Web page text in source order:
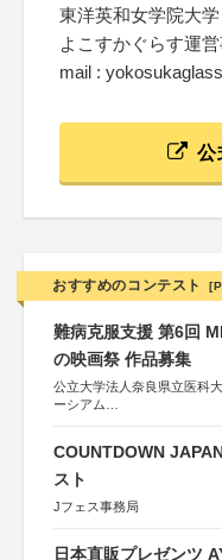
東洋英和女学院大
よこすかぐらす運
mail :
公
おすすめのコンテスト
難病克服支援 第6回
の映画祭 作品募集
公立大学法人奈良県立医科
ーシアム
後援：厚生労働省
文部科学省
日本経済団体連合会
「“よい仕事おこし”フ
COUNTDOWN
スト
Jフェス事務局
日本直販プレゼンツ